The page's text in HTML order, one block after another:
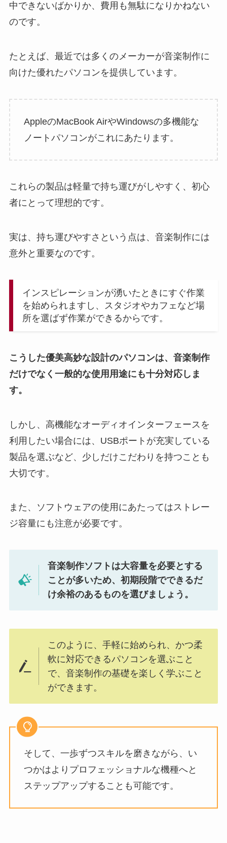
中できないばかりか、費用も無駄になりかねない
のです。
たとえば、最近では多くのメーカーが音楽制作に
向けた優れたパソコンを提供しています。
AppleのMacBook AirやWindowsの多機能な
ノートパソコンがこれにあたります。
これらの製品は軽量で持ち運びがしやすく、初心
者にとって理想的です。
実は、持ち運びやすさという点は、音楽制作には
意外と重要なのです。
インスピレーションが湧いたときにすぐ作業
を始められますし、スタジオやカフェなど場
所を選ばず作業ができるからです。
こうした優美高妙な設計のパソコンは、音楽制作
だけでなく一般的な使用用途にも十分対応しま
す。
しかし、高機能なオーディオインターフェースを
利用したい場合には、USBポートが充実している
製品を選ぶなど、少しだけこだわりを持つことも
大切です。
また、ソフトウェアの使用にあたってはストレー
ジ容量にも注意が必要です。
音楽制作ソフトは大容量を必要とする
ことが多いため、初期段階でできるだ
け余裕のあるものを選びましょう。
このように、手軽に始められ、かつ柔
軟に対応できるパソコンを選ぶこと
で、音楽制作の基礎を楽しく学ぶこと
ができます。
そして、一歩ずつスキルを磨きながら、い
つかはよりプロフェッショナルな機種へと
ステップアップすることも可能です。